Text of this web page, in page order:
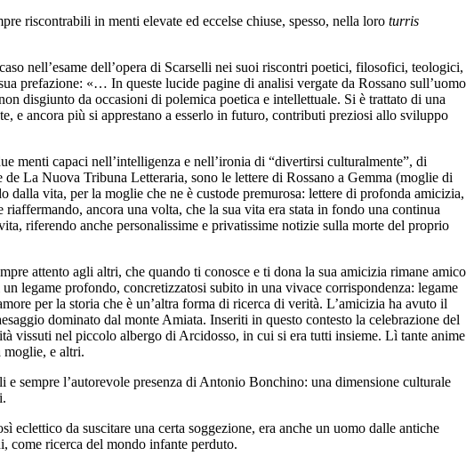
riscontrabili in menti elevate ed eccelse chiuse, spesso, nella loro turris
nell’esame dell’opera di Scarselli nei suoi riscontri poetici, filosofici, teologici,
prefazione: «… In queste lucide pagine di analisi vergate da Rossano sull’uomo
disgiunto da occasioni di polemica poetica e intellettuale. Si è trattato di una
e ancora più si apprestano a esserlo in futuro, contributi preziosi allo sviluppo
menti capaci nell’intelligenza e nell’ironia di “divertirsi culturalmente”, di
de La Nuova Tribuna Letteraria, sono le lettere di Rossano a Gemma (moglie di
dalla vita, per la moglie che ne è custode premurosa: lettere di profonda amicizia,
ancora una volta, che la sua vita era stata in fondo una continua
riferendo anche personalissime e privatissime notizie sulla morte del proprio
attento agli altri, che quando ti conosce e ti dona la sua amicizia rimane amico
un legame profondo, concretizzatosi subito in una vivace corrispondenza: legame
per la storia che è un’altra forma di ricerca di verità. L’amicizia ha avuto il
dominato dal monte Amiata. Inseriti in questo contesto la celebrazione del
vissuti nel piccolo albergo di Arcidosso, in cui si era tutti insieme. Lì tante anime
moglie, e altri.
sempre l’autorevole presenza di Antonio Bonchino: una dimensione culturale
eclettico da suscitare una certa soggezione, era anche un uomo dalle antiche
come ricerca del mondo infante perduto.